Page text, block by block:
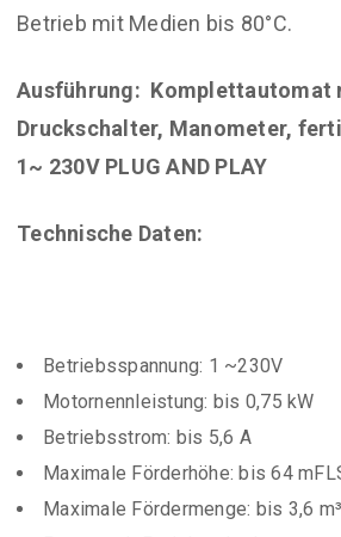
Betrieb mit Medien bis 80°C.
Ausführung: Komplettautomat
Druckschalter, Manometer,
1~ 230V PLUG AND PLAY
Technische Daten:
Betriebsspannung: 1 ~230V
Motornennleistung: bis 0,75 kW
Betriebsstrom: bis 5,6 A
Maximale Förderhöhe: bis 64
Maximale Fördermenge: bis 3,6